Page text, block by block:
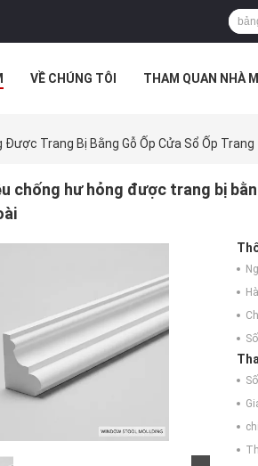
VỀ CHÚNG TÔI THAM QUAN NHÀ
Được Trang Bị Bằng Gỗ Ốp Cửa Sổ Ốp
chống hư hỏng được trang bị